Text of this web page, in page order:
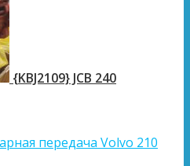
{KBJ2109} JCB 240